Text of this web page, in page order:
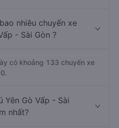
nhiêu chuyến xe
- Sài Gòn ?
có khoảng 133 chuyến xe
Yên Gò Vấp - Sài
nhất?